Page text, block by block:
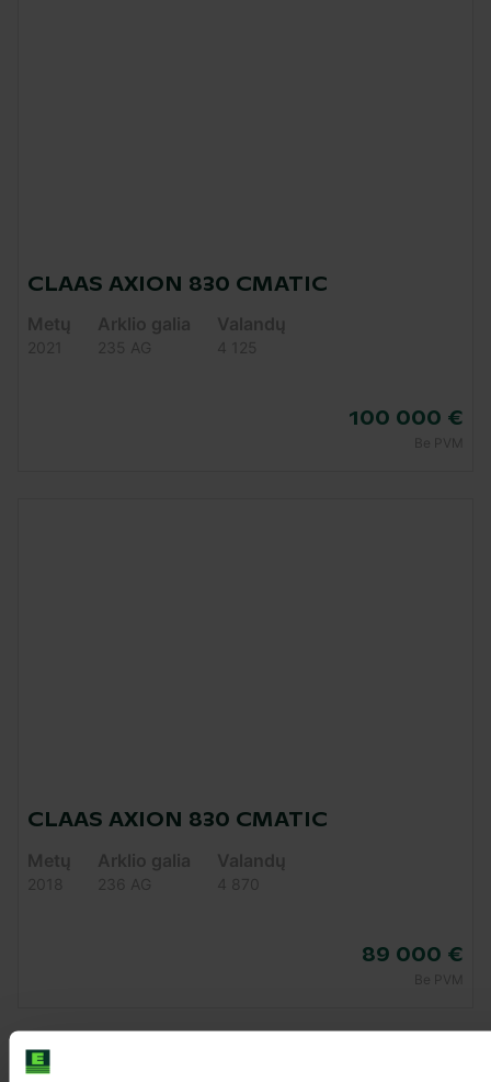
CLAAS AXION 830 CMATIC
Metų
2021
Arklio galia
235 AG
Valandų
4 125
100 000 €
Be PVM
CLAAS AXION 830 CMATIC
Metų
2018
Arklio galia
236 AG
Valandų
4 870
89 000 €
Be PVM